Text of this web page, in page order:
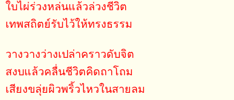
ใบไผ่ร่วงหล่นแล้วล่วงชีวิต
เทพสถิตย์รับไว้ให้ทรงธรรม
วางวางว่างเปล่าคราวดับจิต
สงบแล้วคลื่นชีวิตคิดถาโถม
เสียงขลุ่ยผิวพริ้วไหวในสายลม